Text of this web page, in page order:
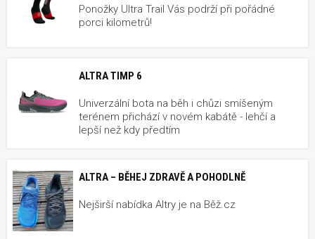
Ponožky Ultra Trail Vás podrží při pořádné
porci kilometrů!
ALTRA TIMP 6
Univerzální bota na běh i chůzi smíšeným
terénem přichází v novém kabátě - lehčí a
lepší než kdy předtím
ALTRA – BĚHEJ ZDRAVĚ A POHODLNĚ
Nejširší nabídka Altry je na Běž.cz